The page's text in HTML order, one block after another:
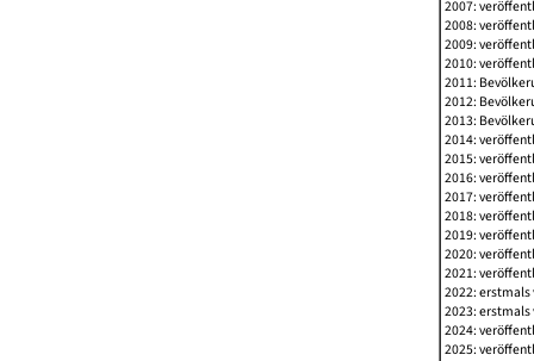
2007:
2008:
2009:
2010:
2011:
2012:
2013:
2014:
2015:
2016:
2017:
2018:
2019:
2020:
2021:
2022:
2023:
2024:
2025: